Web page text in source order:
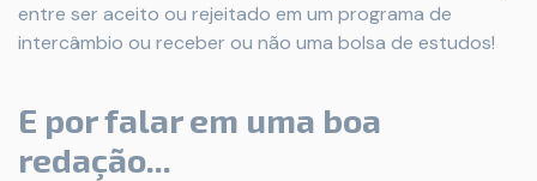
entre ser aceito ou rejeitado em um programa de
intercâmbio ou receber ou não uma bolsa de estudos!
E por falar em uma boa
redação...